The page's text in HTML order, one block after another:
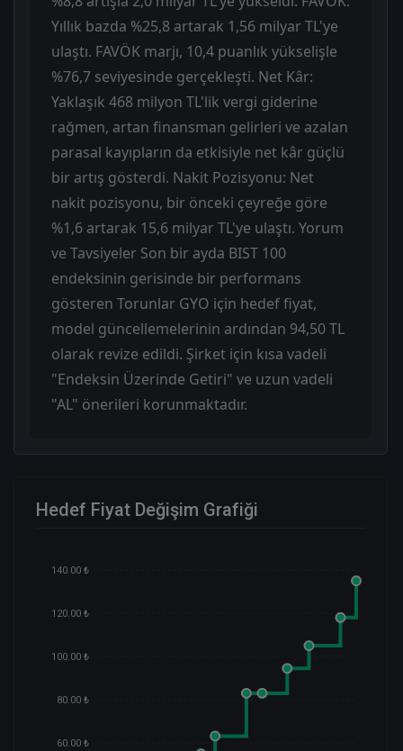
Yıllık bazda %25,8 artarak 1,56 milyar TL'ye
ulaştı. FAVÖK marjı, 10,4 puanlık yükselişle
%76,7 seviyesinde gerçekleşti. Net Kâr:
Yaklaşık 468 milyon TL'lik vergi giderine
rağmen, artan finansman gelirleri ve azalan
parasal kayıpların da etkisiyle net kâr güçlü
bir artış gösterdi. Nakit Pozisyonu: Net
nakit pozisyonu, bir önceki çeyreğe göre
%1,6 artarak 15,6 milyar TL'ye ulaştı. Yorum
ve Tavsiyeler Son bir ayda BIST 100
endeksinin gerisinde bir performans
gösteren Torunlar GYO için hedef fiyat,
model güncellemelerinin ardından 94,50 TL
olarak revize edildi. Şirket için kısa vadeli
"Endeksin Üzerinde Getiri" ve uzun vadeli
"AL" önerileri korunmaktadır.
Hedef Fiyat Değişim Grafiği
140.00 ₺
120.00 ₺
100.00 ₺
80.00 ₺
60.00 ₺